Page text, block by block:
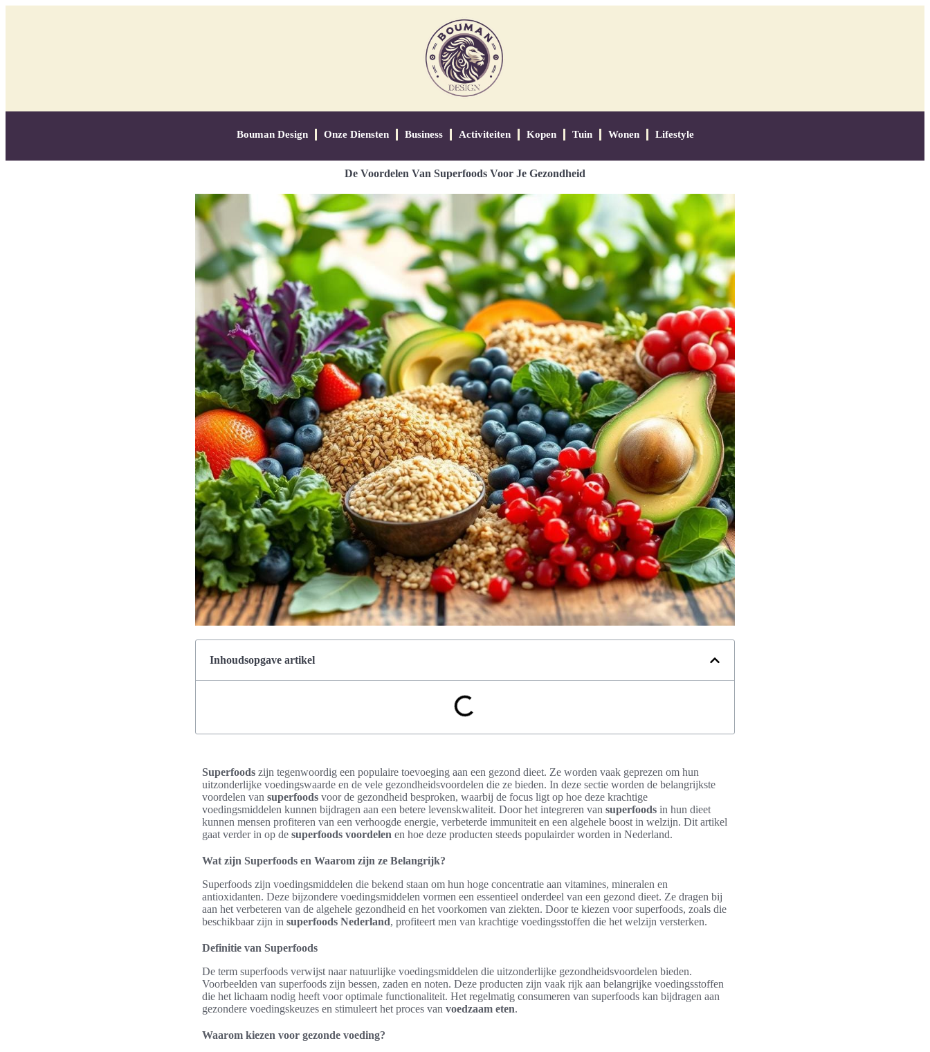
Bouman Design Onze Diensten Business Activiteiten Kopen Tuin Wonen Lifestyle
De Voordelen Van Superfoods Voor Je Gezondheid
Inhoudsopgave artikel
Superfoods zijn tegenwoordig een populaire toevoeging aan een gezond dieet. Ze worden vaak geprezen om hun
uitzonderlijke voedingswaarde en de vele gezondheidsvoordelen die ze bieden. In deze sectie worden de belangrijkste
voordelen van superfoods voor de gezondheid besproken, waarbij de focus ligt op hoe deze krachtige
voedingsmiddelen kunnen bijdragen aan een betere levenskwaliteit. Door het integreren van superfoods in hun dieet
kunnen mensen profiteren van een verhoogde energie, verbeterde immuniteit en een algehele boost in welzijn. Dit artikel
gaat verder in op de superfoods voordelen en hoe deze producten steeds populairder worden in Nederland.
Wat zijn Superfoods en Waarom zijn ze Belangrijk?
Superfoods zijn voedingsmiddelen die bekend staan om hun hoge concentratie aan vitamines, mineralen en
antioxidanten. Deze bijzondere voedingsmiddelen vormen een essentieel onderdeel van een gezond dieet. Ze dragen bij
aan het verbeteren van de algehele gezondheid en het voorkomen van ziekten. Door te kiezen voor superfoods, zoals die
beschikbaar zijn in superfoods Nederland, profiteert men van krachtige voedingsstoffen die het welzijn versterken.
Definitie van Superfoods
De term superfoods verwijst naar natuurlijke voedingsmiddelen die uitzonderlijke gezondheidsvoordelen bieden.
Voorbeelden van superfoods zijn bessen, zaden en noten. Deze producten zijn vaak rijk aan belangrijke voedingsstoffen
die het lichaam nodig heeft voor optimale functionaliteit. Het regelmatig consumeren van superfoods kan bijdragen aan
gezondere voedingskeuzes en stimuleert het proces van voedzaam eten.
Waarom kiezen voor gezonde voeding?